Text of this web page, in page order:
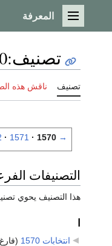
القائمة الرئيسية
المعرفة
تصنيف:
تصنيف ناقش هذه
→
1570
1571
التصنيفات
هذا التصنيف يحوي
انتخابات 1570